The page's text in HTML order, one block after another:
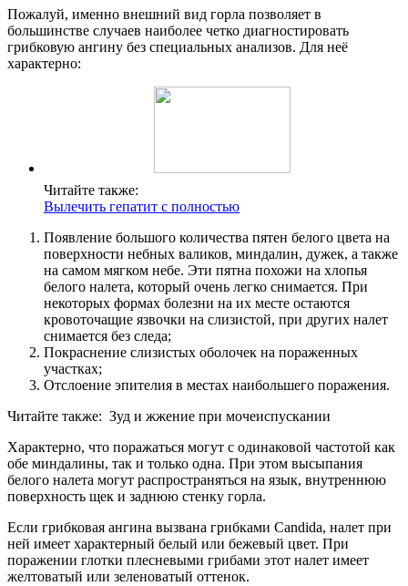
Пожалуй, именно внешний вид горла позволяет в
большинстве случаев наиболее четко диагностировать
грибковую ангину без специальных анализов. Для неё
характерно:
Читайте также:
Вылечить гепатит с полностью
Появление большого количества пятен белого цвета на
поверхности небных валиков, миндалин, дужек, а также
на самом мягком небе. Эти пятна похожи на хлопья
белого налета, который очень легко снимается. При
некоторых формах болезни на их месте остаются
кровоточащие язвочки на слизистой, при других налет
снимается без следа;
Покраснение слизистых оболочек на пораженных
участках;
Отслоение эпителия в местах наибольшего поражения.
Читайте также: Зуд и жжение при мочеиспускании
Характерно, что поражаться могут с одинаковой частотой как
обе миндалины, так и только одна. При этом высыпания
белого налета могут распространяться на язык, внутреннюю
поверхность щек и заднюю стенку горла.
Если грибковая ангина вызвана грибками Candida, налет при
ней имеет характерный белый или бежевый цвет. При
поражении глотки плесневыми грибами этот налет имеет
желтоватый или зеленоватый оттенок.